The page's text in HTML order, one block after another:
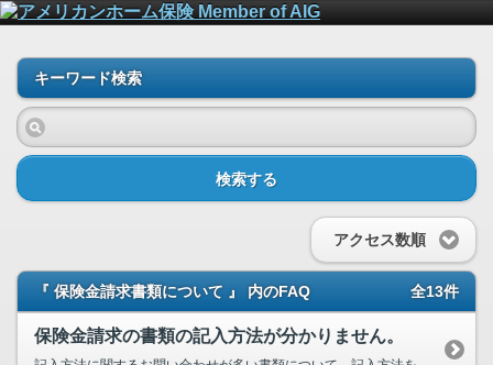
キーワード検索
検索する
アクセス数順
『 保険金請求書類について 』 内のFAQ 全13件
保険金請求の書類の記入方法が分かりません。